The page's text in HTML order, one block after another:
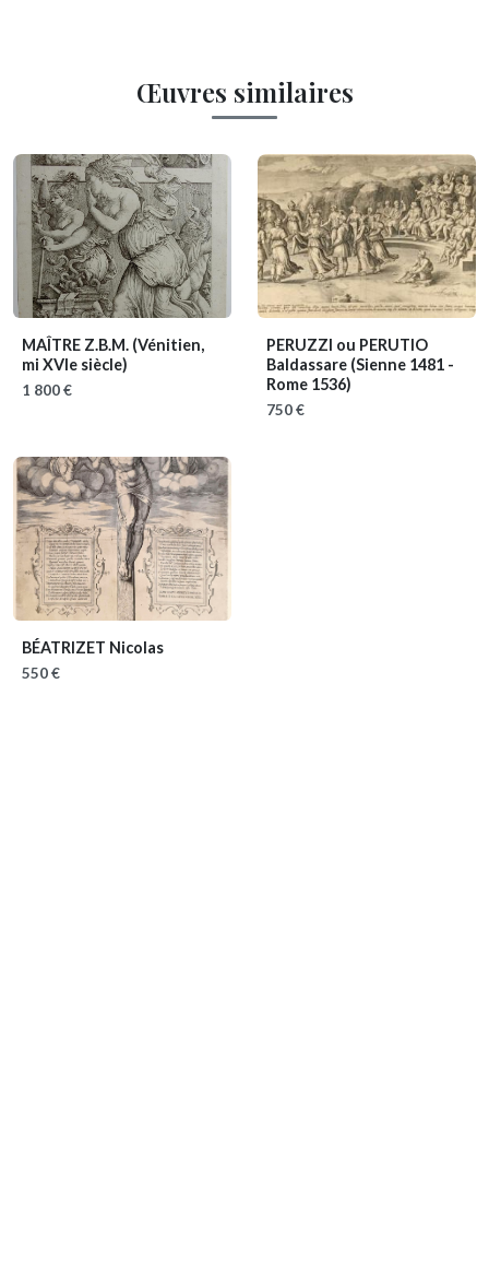
Œuvres similaires
MAÎTRE Z.B.M. (Vénitien,
mi XVIe siècle)
1 800 €
PERUZZI ou PERUTIO
Baldassare (Sienne 1481 -
Rome 1536)
750 €
BÉATRIZET Nicolas
550 €